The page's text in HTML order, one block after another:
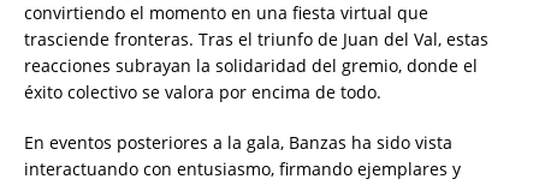
convirtiendo el momento en una fiesta virtual que
trasciende fronteras. Tras el triunfo de Juan del Val, estas
reacciones subrayan la solidaridad del gremio, donde el
éxito colectivo se valora por encima de todo.
En eventos posteriores a la gala, Banzas ha sido vista
interactuando con entusiasmo, firmando ejemplares y